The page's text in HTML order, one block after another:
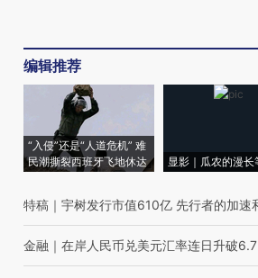
编辑推荐
“入侵”还是“人道危机” 难
民潮撕裂西班牙飞地休达
显影｜瓜农的漫长
特稿 ｜ 宇树发行市值610亿 先行者的加速
金融 ｜ 在岸人民币兑美元汇率连日升破